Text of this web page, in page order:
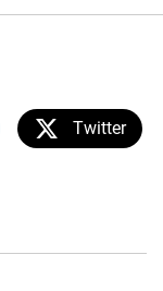
Twitter